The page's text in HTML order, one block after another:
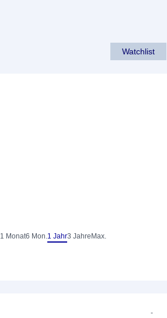
Watchlist
1 Monat6 Mon.1 Jahr3 Jahre Max.
-